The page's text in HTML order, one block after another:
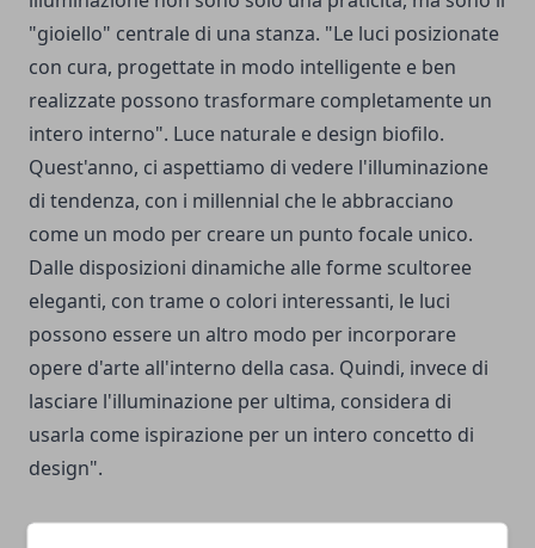
"gioiello" centrale di una stanza. "Le luci posizionate
con cura, progettate in modo intelligente e ben
realizzate possono trasformare completamente un
intero interno". Luce naturale e design biofilo.
Quest'anno, ci aspettiamo di vedere l'illuminazione
di tendenza, con i millennial che le abbracciano
come un modo per creare un punto focale unico.
Dalle disposizioni dinamiche alle forme scultoree
eleganti, con trame o colori interessanti, le luci
possono essere un altro modo per incorporare
opere d'arte all'interno della casa. Quindi, invece di
lasciare l'illuminazione per ultima, considera di
usarla come ispirazione per un intero concetto di
design".
Mobili multifunzionali